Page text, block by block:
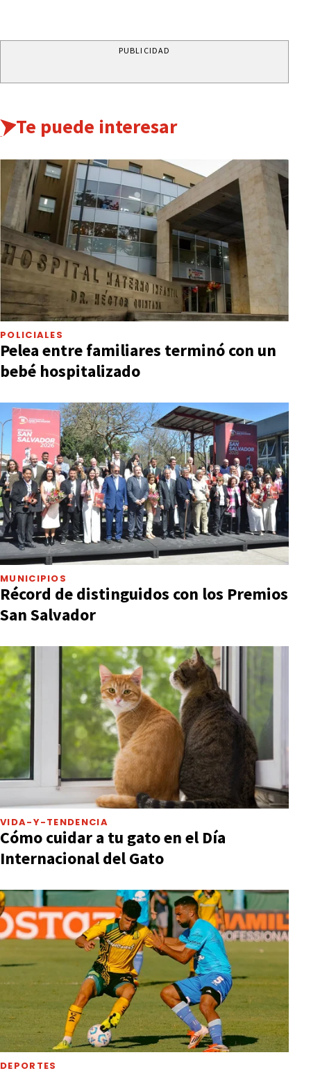
PUBLICIDAD
Te puede interesar
POLICIALES
Pelea entre familiares terminó con un
bebé hospitalizado
MUNICIPIOS
Récord de distinguidos con los Premios
San Salvador
VIDA-Y-TENDENCIA
Cómo cuidar a tu gato en el Día
Internacional del Gato
DEPORTES